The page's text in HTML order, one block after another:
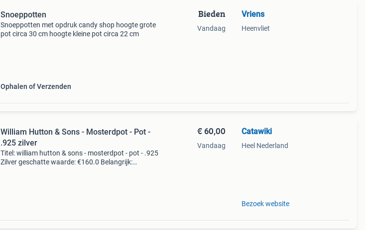
Snoeppotten
Snoeppotten met opdruk candy shop hoogte grote
pot circa 30 cm hoogte kleine pot circa 22 cm
Ophalen of Verzenden
Bieden
Vandaag
Vriens
Heenvliet
William Hutton & Sons - Mosterdpot - Pot -
.925 zilver
Titel: william hutton & sons - mosterdpot - pot - .925
Zilver geschatte waarde: €160.0 Belangrijk:
€ 60,00
Vandaag
Catawiki
Heel Nederland
Bezoek website